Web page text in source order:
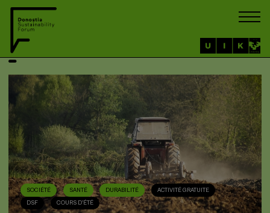
SOCIÉTÉ SANTÉ DURABILITÉ
ACTIVITÉ GRATUITE
DSF
COURS D'ÉTÉ